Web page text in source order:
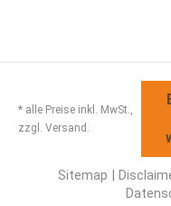
* alle Preise inkl. MwSt.,
zzgl. Versand.
Sitemap